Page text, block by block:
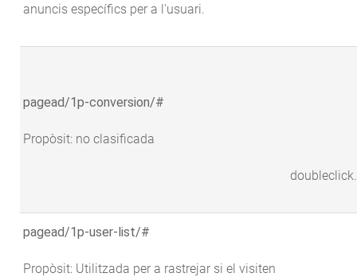
anuncis específics per a l'usuari.
pagead/1p-conversion/#
Propòsit: no clasificada
pagead/1p-user-list/#
Propòsit: Utilitzada per a rastrejar si el visiten